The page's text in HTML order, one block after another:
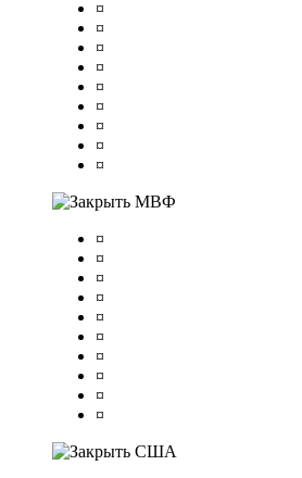
¤
¤
¤
¤
¤
¤
¤
¤
¤
МВФ
¤
¤
¤
¤
¤
¤
¤
¤
¤
¤
США